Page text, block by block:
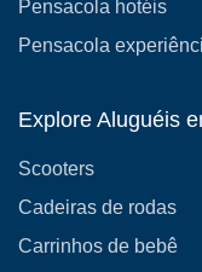
Pensacola hotéis
Pensacola
Explore Aluguéis
Scooters
Cadeiras de rodas
Carrinhos de bebê